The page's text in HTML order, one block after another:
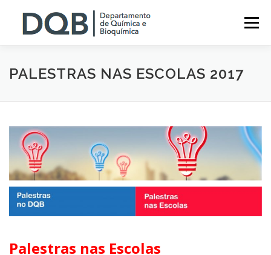
conteúdo
Menu
O DQB ENSINO EVENTOS INVESTIGAÇÃO
PALESTRAS NAS ESCOLAS 2017
Palestras nas Escolas